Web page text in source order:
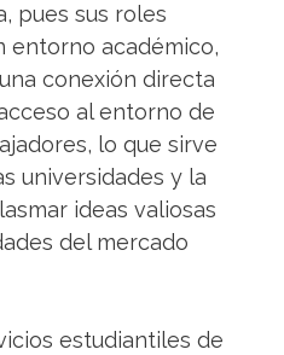
pues sus roles
entorno académico,
conexión directa
al entorno de
lo que sirve
universidades y la
ideas valiosas
del mercado
estudiantiles de